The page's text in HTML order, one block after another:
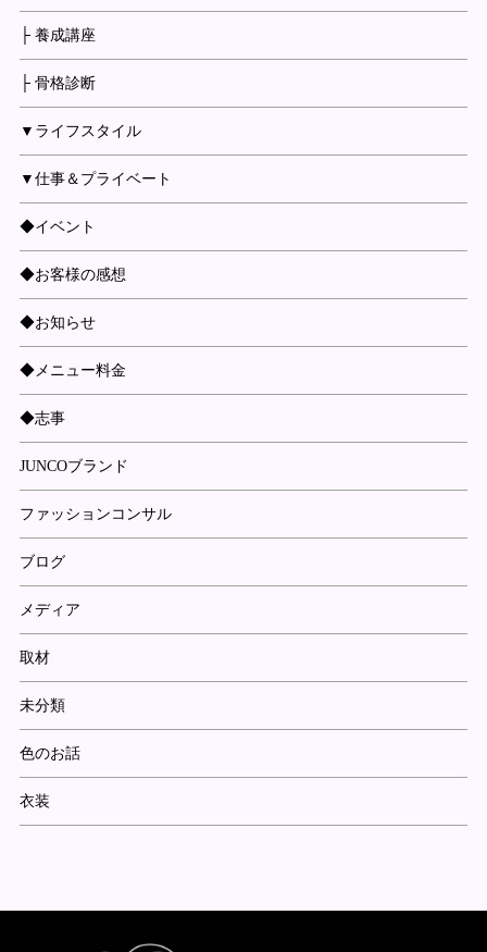
├ 養成講座
├ 骨格診断
▼ライフスタイル
▼仕事＆プライベート
◆イベント
◆お客様の感想
◆お知らせ
◆メニュー料金
◆志事
JUNCOブランド
ファッションコンサル
ブログ
メディア
取材
未分類
色のお話
衣装